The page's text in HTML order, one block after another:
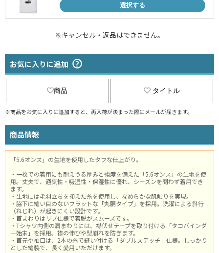
選択する
※キャンセル・返品はできません。
お気に入りに追加
商品 タイトル
※商品をお気に入りに追加すると、再入荷が決まった際にメールが届きます。
商品情報
「5.6オンス」の生地を使用したタフな仕上がり。
・一枚での着用にも耐えうる厚みと強度を備えた「5.6オンス」の生地を使
用。丈夫で、通気性・吸湿性・保湿性に優れ、シーズンを問わず着用でき
ます。
・生地には毛羽立ちを抑えた糸を使用し、なめらかな肌触りを実現。
・脇下に縫い目のないフラットな「丸胴タイプ」を採用。洗濯による斜行
（ねじれ）が起きにくい設計です。
・首まわりはリブ仕様で着脱がスムーズです。
・Tシャツ内側の肩まわりには、襟伏せテープを取り付ける「タコバインダ
ー始末」を採用。襟の伸びや型崩れを防ぎます。
・首元や袖口は、2本の糸で縫い付ける「ダブルステッチ」仕様。しっかり
とした縫製で、長く愛用いただけます。